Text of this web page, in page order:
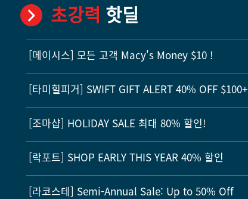
초강력 핫딜
[메이시스] 모든 고객 Macy's Money $10 !
[타미힐피거] SWIFT GIFT ALERT 40% OFF $100+
[조마샵] HOLIDAY SALE 최대 80% 할인!
[락포트] SHOP EARLY THIS YEAR 40% 할인
[라코스테] Semi-Annual Sale: Up to 50% Off